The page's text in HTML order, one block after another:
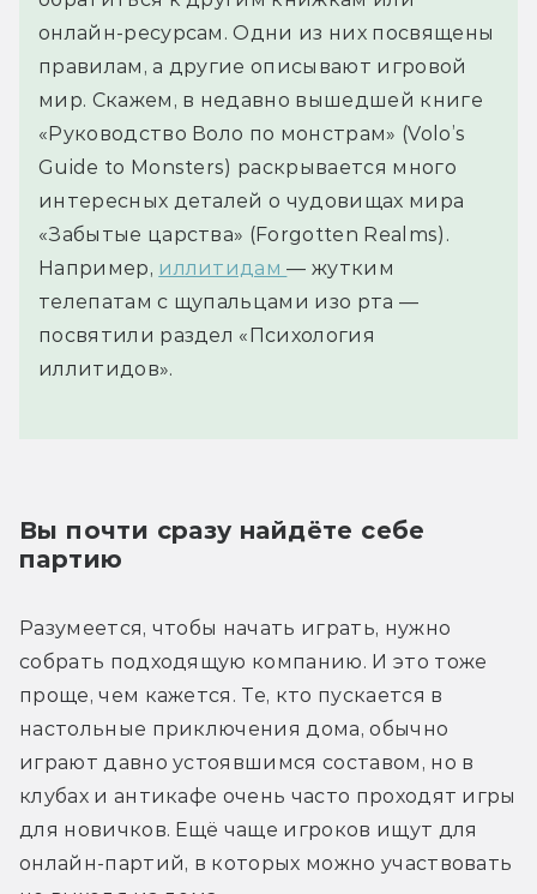
онлайн-ресурсам. Одни из них посвящены
правилам, а другие описывают игровой
мир. Скажем, в недавно вышедшей книге
«Руководство Воло по монстрам» (Volo’s
Guide to Monsters) раскрывается много
интересных деталей о чудовищах мира
«Забытые царства» (Forgotten Realms).
Например, иллитидам— жутким
телепатам с щупальцами изо рта —
посвятили раздел «Психология
иллитидов».
Вы почти сразу найдёте себе
партию
Разумеется, чтобы начать играть, нужно
собрать подходящую компанию. И это тоже
проще, чем кажется. Те, кто пускается в
настольные приключения дома, обычно
играют давно устоявшимся составом, но в
клубах и антикафе очень часто проходят игры
для новичков. Ещё чаще игроков ищут для
онлайн-партий, в которых можно участвовать